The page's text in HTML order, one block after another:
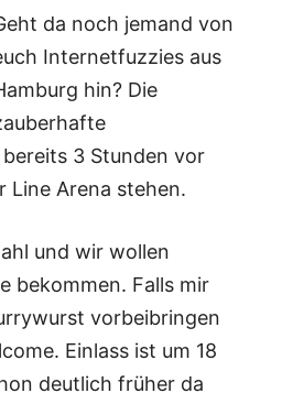
da noch jemand von
Internetfuzzies aus
hin? Die
3 Stunden vor
Line Arena stehen.
und wir wollen
bekommen. Falls mir
vorbeibringen
Einlass ist um 18
deutlich früher da